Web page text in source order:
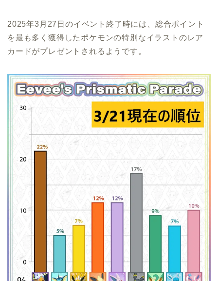
2025年3月27日のイベント終了時には、総合ポイント
を最も多く獲得したポケモンの特別なイラストのレア
カードがプレゼントされるようです。